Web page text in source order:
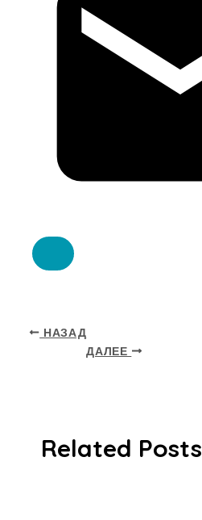
НАЗАД
ДАЛЕЕ
Related Posts